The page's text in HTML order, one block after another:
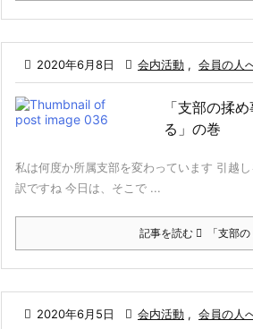
 2020年6月8日  会内活動 , 会員の人
「支部の揉
る」の巻
私は何度か所属支部を変わっています 引越
訳ですね 今日は、そこで ...
記事を読む 「支部の
 2020年6月5日  会内活動 , 会員の人